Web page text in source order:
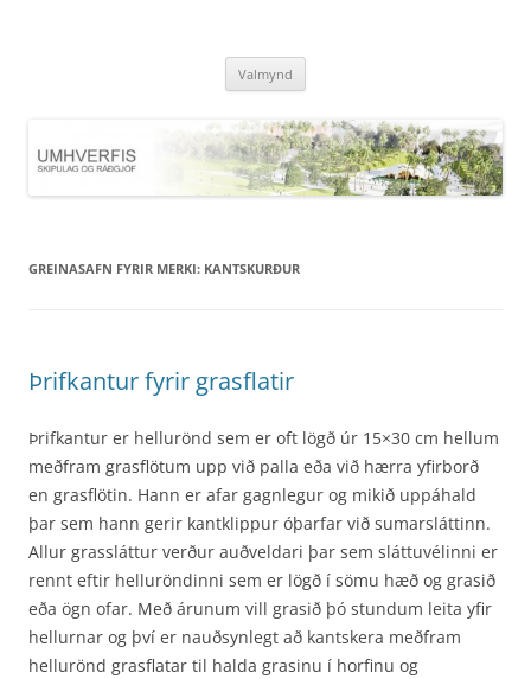
Valmynd
GREINASAFN FYRIR MERKI: KANTSKURÐUR
Þrifkantur fyrir grasflatir
Þrifkantur er hellurönd sem er oft lögð úr 15×30 cm hellum
meðfram grasflötum upp við palla eða við hærra yfirborð
en grasflötin. Hann er afar gagnlegur og mikið uppáhald
þar sem hann gerir kantklippur óþarfar við sumarsláttinn.
Allur grassláttur verður auðveldari þar sem sláttuvélinni er
rennt eftir helluröndinni sem er lögð í sömu hæð og grasið
eða ögn ofar. Með árunum vill grasið þó stundum leita yfir
hellurnar og því er nauðsynlegt að kantskera meðfram
hellurönd grasflatar til halda grasinu í horfinu og